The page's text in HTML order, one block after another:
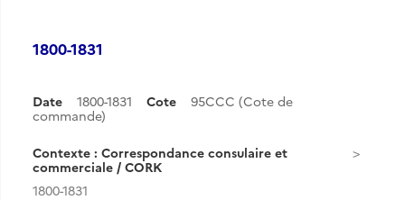
1800-1831
Date 1800-1831 Cote
95CCC (Cote de
commande)
Contexte : Correspondance consulaire et
commerciale / CORK
1800-1831